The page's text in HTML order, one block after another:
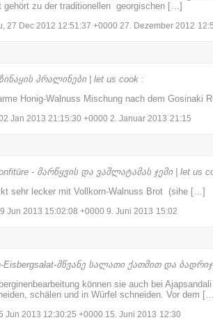
gehört zu der traditionellen georgischen […]
27 Dec 2012 12:51:37 +0000 27. Dezember 2012
პრალინები | let us cook :
Honig-Walnuss Mischung nach dem Gosinaki
Jan 2013 21:15:30 +0000 2. Januar 2013 21:15
- მარწყვის და ვაშლატამას ჯემი | let us
sehr lecker mit Vollkorn-Walnuss Brot (sihe […]
Jun 2013 15:02:08 +0000 9. Juni 2013 15:02
Eisbergsalat-მწვანე სალათი ქათმით და
können sie auch bei
schälen und in Würfel schneiden. Vor dem
Jun 2013 12:30:25 +0000 15. Juni 2013 12:30